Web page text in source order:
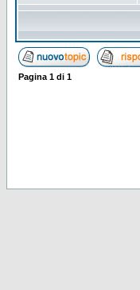
Pagina 1 di 1